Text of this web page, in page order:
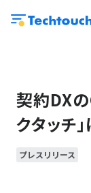
契約DX
クタッチ
プレスリリース